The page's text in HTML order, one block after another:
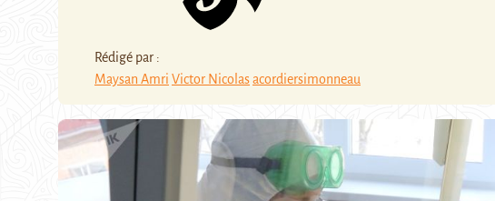
Rédigé par :
Maysan Amri Victor Nicolasacordiersimonneau